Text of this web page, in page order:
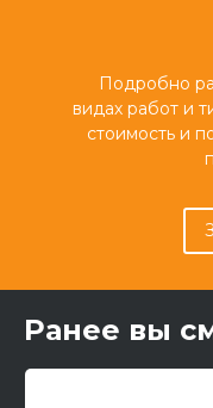
Подробно
видах работ и
стоимость и
Ранее вы